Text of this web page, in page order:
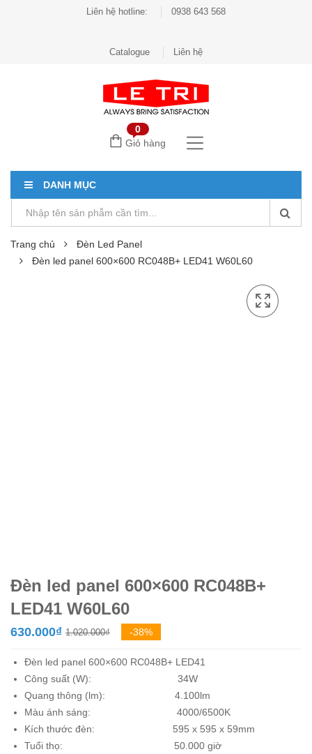
Liên hệ hotline: 0938 643 568
Catalogue Liên hệ
0
Giỏ hàng
DANH MỤC
Trang chủ
Đèn Led Panel
Đèn led panel 600×600 RC048B+ LED41 W60L60
Đèn led panel 600×600 RC048B+
LED41 W60L60
1.020.000₫Giá
là:
630.000₫
Giá
tại
-38%
Đèn led panel 600×600 RC048B+ LED41
Công suất (W): 34W
Quang thông (lm): 4.100lm
Màu ánh sáng: 4000/6500K
Kích thước đèn: 595 x 595 x 59mm
Tuổi thọ: 50.000 giờ